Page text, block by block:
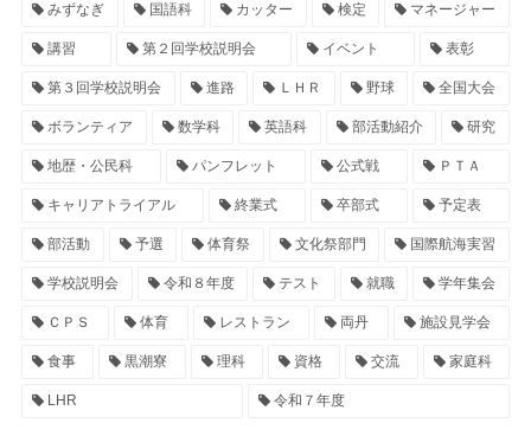
みずなぎ 国語科 カッター 検定 マネージャー
講習 第２回学校説明会 イベント 表彰
第３回学校説明会 進路 ＬＨＲ 野球 全国大会
ボランティア 数学科 英語科 部活動紹介 研究
地歴・公民科 パンフレット 公式戦 ＰＴＡ
キャリアトライアル 終業式 卒部式 予定表
部活動 予選 体育祭 文化祭部門 国際航海実習
学校説明会 令和８年度 テスト 就職 学年集会
ＣＰＳ 体育 レストラン 両丹 施設見学会
食事 黒潮寮 理科 資格 交流 家庭科
LHR 令和７年度